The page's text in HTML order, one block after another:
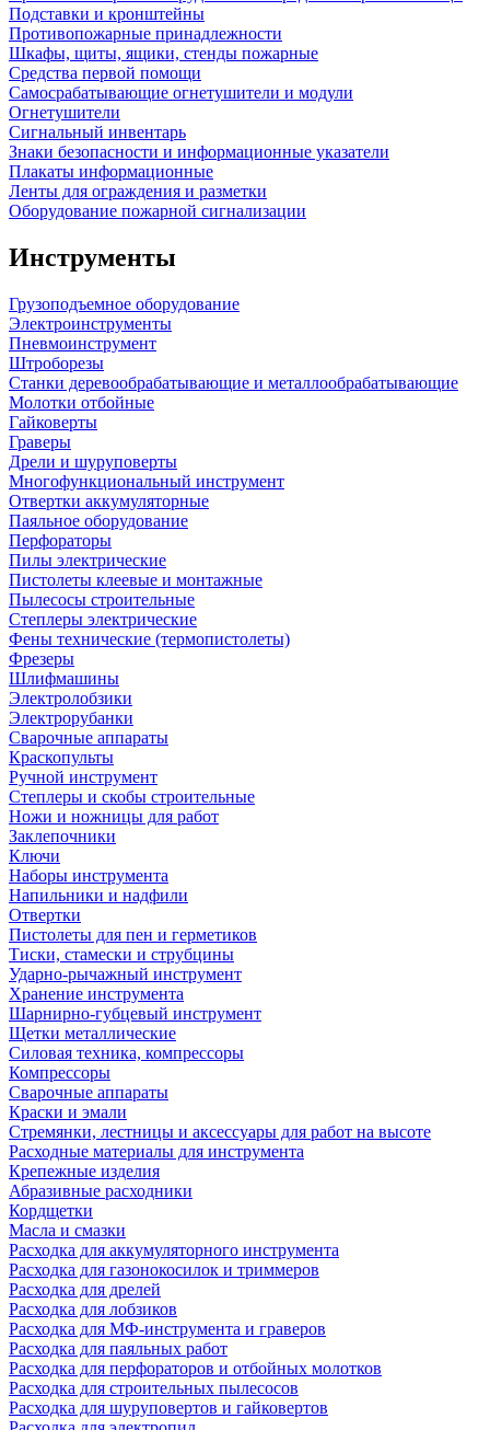
Подставки и кронштейны
Противопожарные принадлежности
Шкафы, щиты, ящики, стенды пожарные
Средства первой помощи
Самосрабатывающие огнетушители и модули
Огнетушители
Сигнальный инвентарь
Знаки безопасности и информационные указатели
Плакаты информационные
Ленты для ограждения и разметки
Оборудование пожарной сигнализации
Инструменты
Грузоподъемное оборудование
Электроинструменты
Пневмоинструмент
Штроборезы
Станки деревообрабатывающие и металлообрабатывающие
Молотки отбойные
Гайковерты
Граверы
Дрели и шуруповерты
Многофункциональный инструмент
Отвертки аккумуляторные
Паяльное оборудование
Перфораторы
Пилы электрические
Пистолеты клеевые и монтажные
Пылесосы строительные
Степлеры электрические
Фены технические (термопистолеты)
Фрезеры
Шлифмашины
Электролобзики
Электрорубанки
Сварочные аппараты
Краскопульты
Ручной инструмент
Степлеры и скобы строительные
Ножи и ножницы для работ
Заклепочники
Ключи
Наборы инструмента
Напильники и надфили
Отвертки
Пистолеты для пен и герметиков
Тиски, стамески и струбцины
Ударно-рычажный инструмент
Хранение инструмента
Шарнирно-губцевый инструмент
Щетки металлические
Силовая техника, компрессоры
Компрессоры
Сварочные аппараты
Краски и эмали
Стремянки, лестницы и аксессуары для работ на высоте
Расходные материалы для инструмента
Крепежные изделия
Абразивные расходники
Кордщетки
Масла и смазки
Расходка для аккумуляторного инструмента
Расходка для газонокосилок и триммеров
Расходка для дрелей
Расходка для лобзиков
Расходка для МФ-инструмента и граверов
Расходка для паяльных работ
Расходка для перфораторов и отбойных молотков
Расходка для строительных пылесоcов
Расходка для шуруповертов и гайковертов